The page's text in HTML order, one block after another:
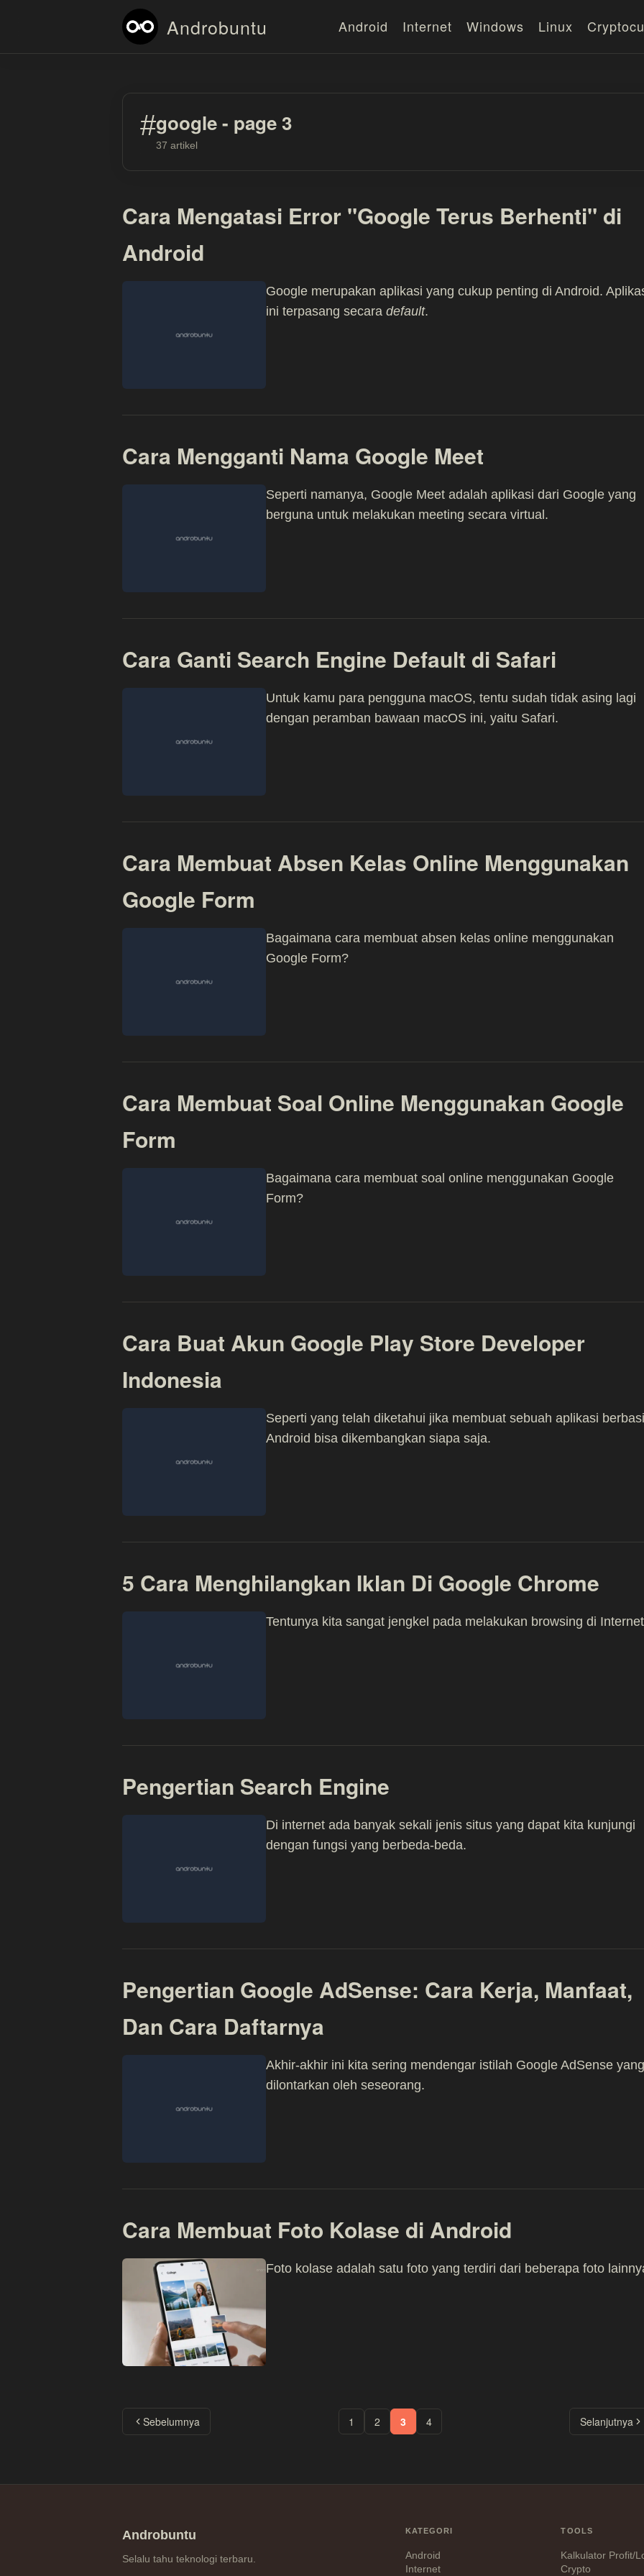
Androbuntu Android Internet Windows Linux
#google - page 3
37 artikel
Cara Mengatasi Error "Google Terus Berhenti" di
Android
Google merupakan aplikasi yang cukup penting di Android.
ini terpasang secara default.
Cara Mengganti Nama Google Meet
Seperti namanya, Google Meet adalah aplikasi dari Google yang
berguna untuk melakukan meeting secara virtual.
Cara Ganti Search Engine Default di Safari
Untuk kamu para pengguna macOS, tentu sudah tidak asing lagi
dengan peramban bawaan macOS ini, yaitu Safari.
Cara Membuat Absen Kelas Online Menggunakan
Google Form
Bagaimana cara membuat absen kelas online menggunakan
Google Form?
Cara Membuat Soal Online Menggunakan Google
Form
Bagaimana cara membuat soal online menggunakan Google
Form?
Cara Buat Akun Google Play Store Developer
Indonesia
Seperti yang telah diketahui jika membuat sebuah aplikasi
Android bisa dikembangkan siapa saja.
5 Cara Menghilangkan Iklan Di Google Chrome
Tentunya kita sangat jengkel pada melakukan browsing di
Pengertian Search Engine
Di internet ada banyak sekali jenis situs yang dapat kita kunjungi
dengan fungsi yang berbeda-beda.
Pengertian Google AdSense: Cara Kerja, Manfaat,
Dan Cara Daftarnya
Akhir-akhir ini kita sering mendengar istilah Google AdSense yang
dilontarkan oleh seseorang.
Cara Membuat Foto Kolase di Android
Foto kolase adalah satu foto yang terdiri dari beberapa foto
Sebelumnya 1 2 3 4 Selanjutnya
Androbuntu
Selalu tahu teknologi terbaru.
KATEGORI
Android
Internet
TOOLS
Kalkulator Profit/
Crypto